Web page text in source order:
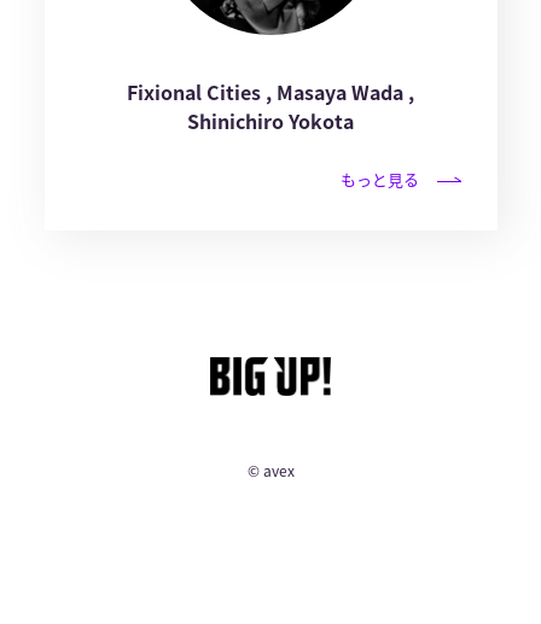
Fixional Cities , Masaya Wada ,
Shinichiro Yokota
もっと見る
© avex